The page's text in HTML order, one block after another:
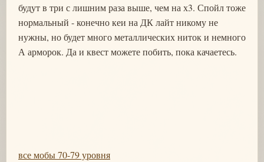
будут в три с лишним раза выше, чем на х3. Спойл тоже
нормальный - конечно кеи на ДК лайт никому не
нужны, но будет много металлических ниток и немного
А арморок. Да и квест можете побить, пока качаетесь.
все мобы 70-79 уровня